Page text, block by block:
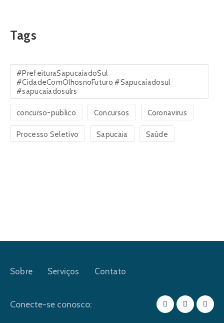
Tags
#PrefeituraSapucaiadoSul
#CidadeComOlhosnoFuturo #Sapucaiadosul
#sapucaiadosulrs
concurso-publico Concursos Coronavirus
Processo Seletivo Sapucaia Saúde
Sobre Serviços Contato
Conecte-se conosco: